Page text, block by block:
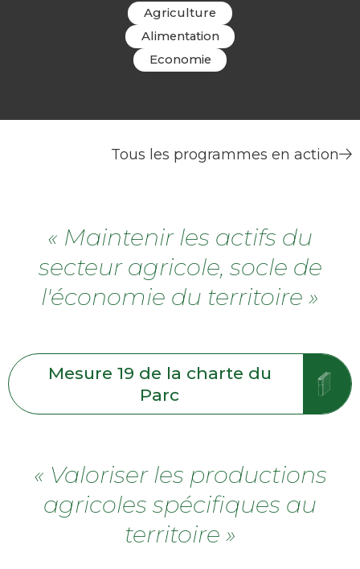
Agriculture
Alimentation
Economie
Tous les programmes en action
« Maintenir les actifs du
secteur agricole, socle de
l'économie du territoire »
Mesure 19 de la charte du
Parc
« Valoriser les productions
agricoles spécifiques au
territoire »